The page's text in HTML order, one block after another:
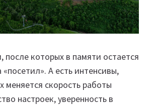
после которых в памяти остается
А есть интенсивы,
меняется скорость работы
настроек, уверенность в